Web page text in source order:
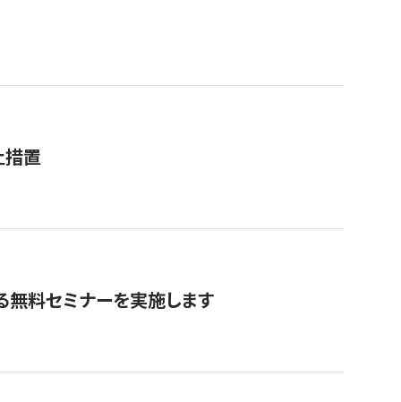
措置
無料セミナーを実施します